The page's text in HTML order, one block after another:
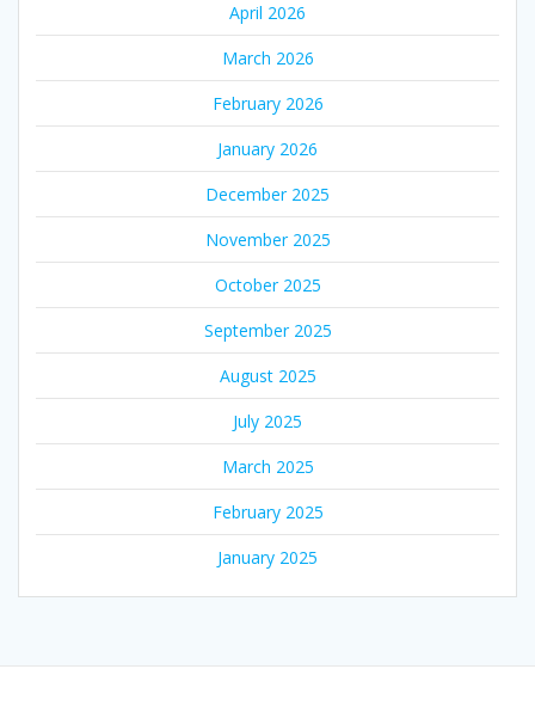
April 2026
March 2026
February 2026
January 2026
December 2025
November 2025
October 2025
September 2025
August 2025
July 2025
March 2025
February 2025
January 2025